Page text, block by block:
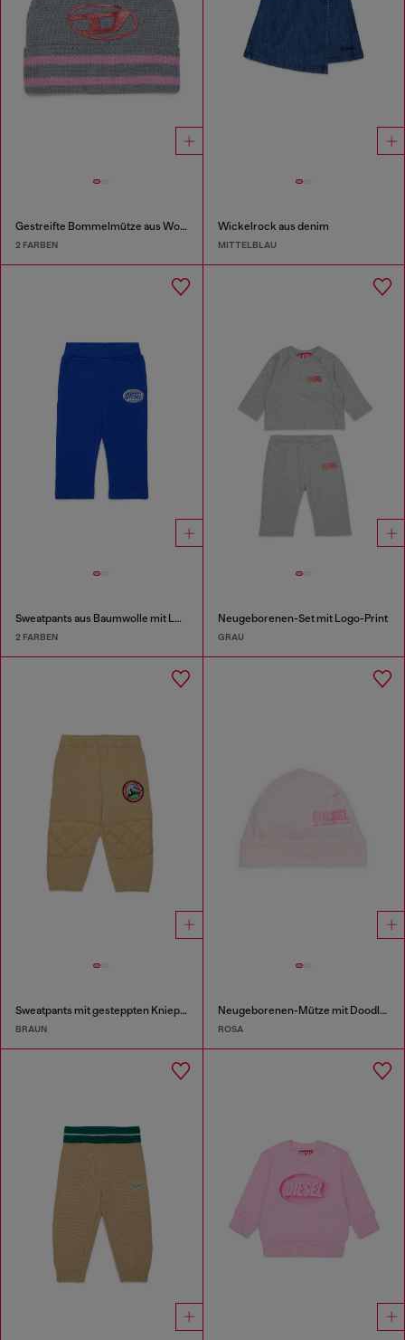
Gestreifte Bommelmütze aus Wollmischung
2 FARBEN
Wickelrock aus denim
MITTELBLAU
Sweatpants aus Baumwolle mit Logo-Print
2 FARBEN
Neugeborenen-Set mit Logo-Print
GRAU
Sweatpants mit gesteppten Kniepartien
BRAUN
Neugeborenen-Mütze mit Doodle-Logo-Print
ROSA